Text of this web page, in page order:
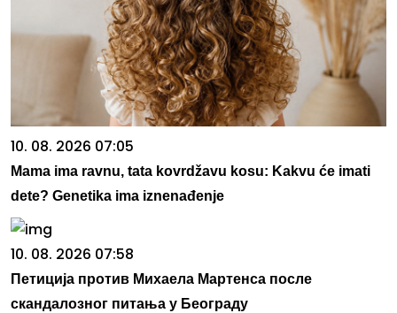
10. 08. 2026 07:05
Mama ima ravnu, tata kovrdžavu kosu: Kakvu će imati
dete? Genetika ima iznenađenje
10. 08. 2026 07:58
Петиција против Михаела Мартенса после
скандалозног питања у Београду